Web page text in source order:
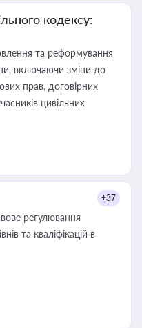
кодексу:
та реформування
включаючи зміни до
прав, договірних
цивільних
+37
регулювання
та кваліфікацій в